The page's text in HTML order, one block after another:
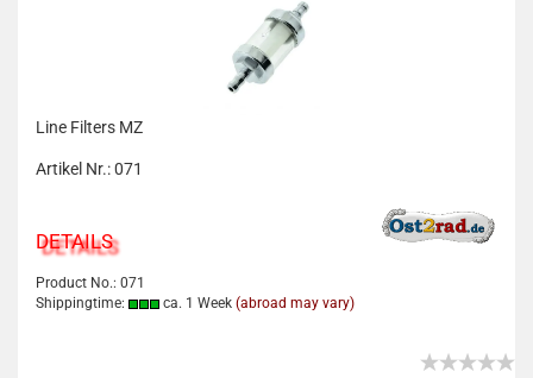
Line Filters MZ
Artikel Nr.: 071
DETAILS
Product No.: 071
Shippingtime:
ca. 1 Week (abroad may vary)